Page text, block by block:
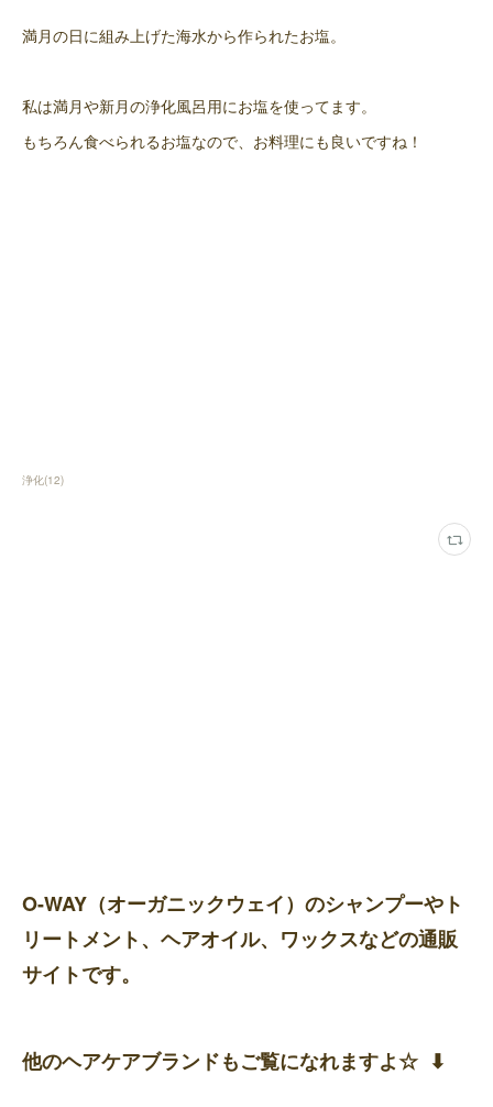
満月の日に組み上げた海水から作られたお塩。
私は満月や新月の浄化風呂用にお塩を使ってます。
もちろん食べられるお塩なので、お料理にも良いですね！
浄化(12)
O-WAY（オーガニックウェイ）のシャンプーやト
リートメント、ヘアオイル、ワックスなどの通販
サイトです。
他のヘアケアブランドもご覧になれますよ☆ ⬇︎